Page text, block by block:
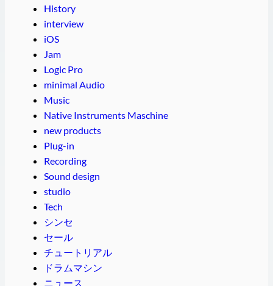
History
interview
iOS
Jam
Logic Pro
minimal Audio
Music
Native Instruments Maschine
new products
Plug-in
Recording
Sound design
studio
Tech
シンセ
セール
チュートリアル
ドラムマシン
ニュース